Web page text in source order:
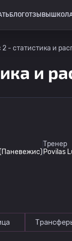
БЛОГОТЗЫВЫ
- статистика и
и
Тренер
Povilas